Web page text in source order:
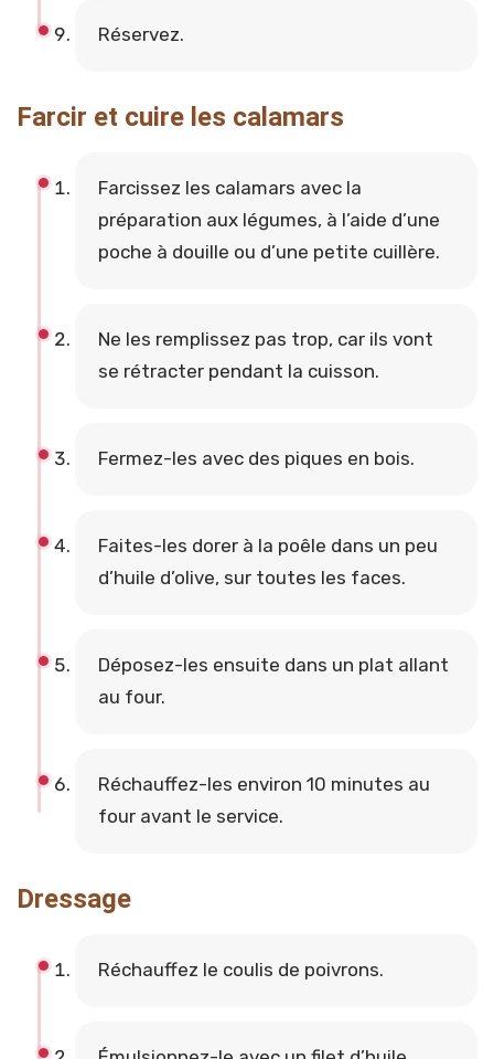
Réservez.
Farcir et cuire les calamars
Farcissez les calamars avec la
préparation aux légumes, à l’aide d’une
poche à douille ou d’une petite cuillère.
Ne les remplissez pas trop, car ils vont
se rétracter pendant la cuisson.
Fermez-les avec des piques en bois.
Faites-les dorer à la poêle dans un peu
d’huile d’olive, sur toutes les faces.
Déposez-les ensuite dans un plat allant
au four.
Réchauffez-les environ 10 minutes au
four avant le service.
Dressage
Réchauffez le coulis de poivrons.